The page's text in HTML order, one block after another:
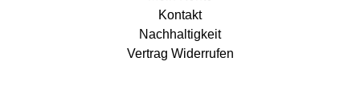
Kontakt
Nachhaltigkeit
Vertrag Widerrufen